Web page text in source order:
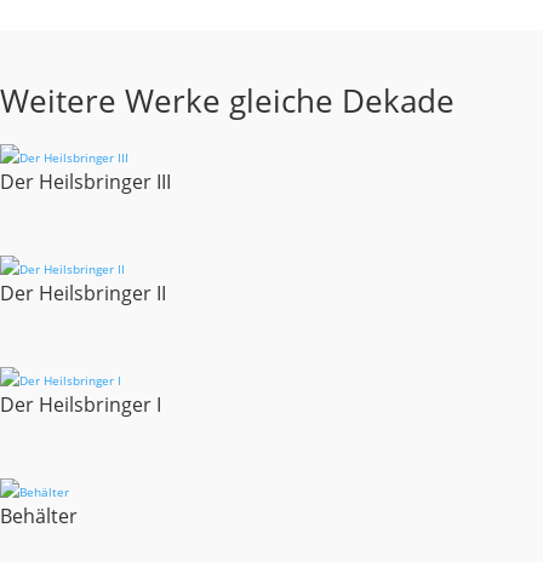
Weitere Werke gleiche Dekade
Der Heilsbringer III
Der Heilsbringer II
Der Heilsbringer I
Behälter